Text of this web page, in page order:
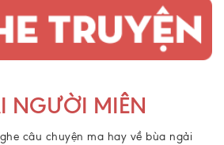
NGƯỜI MIÊN
câu chuyện ma hay về bùa ngải